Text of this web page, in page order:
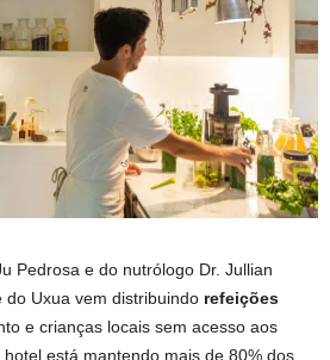
Pedrosa e do nutrólogo Dr. Jullian
Uxua vem distribuindo refeições
e crianças locais sem acesso aos
está mantendo mais de 80% dos